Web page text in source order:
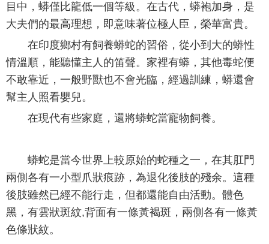
目中，蟒僅比龍低一個等級。在古代，蟒袍加身，是
大夫們的最高理想，即意味著位極人臣，榮華富貴。
在印度鄉村有飼養蟒蛇的習俗，從小到大的蟒性
情溫順，能聽懂主人的笛聲。家裡有蟒，其他毒蛇便
不敢靠近，一般野獸也不會光臨，經過訓練，蟒還會
幫主人照看嬰兒。
在現代有些家庭，還將蟒蛇當寵物飼養。
蟒蛇是當今世界上較原始的蛇種之一，在其肛門
兩側各有一小型爪狀痕跡，為退化後肢的殘余。這種
後肢雖然已經不能行走，但都還能自由活動。體色
黑，有雲狀斑紋,背面有一條黃褐斑，兩側各有一條黃
色條狀紋。